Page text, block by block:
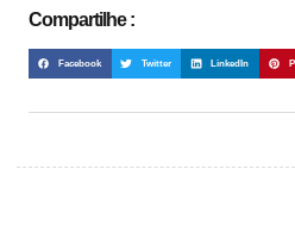
Compartilhe :
Facebook Twitter LinkedIn